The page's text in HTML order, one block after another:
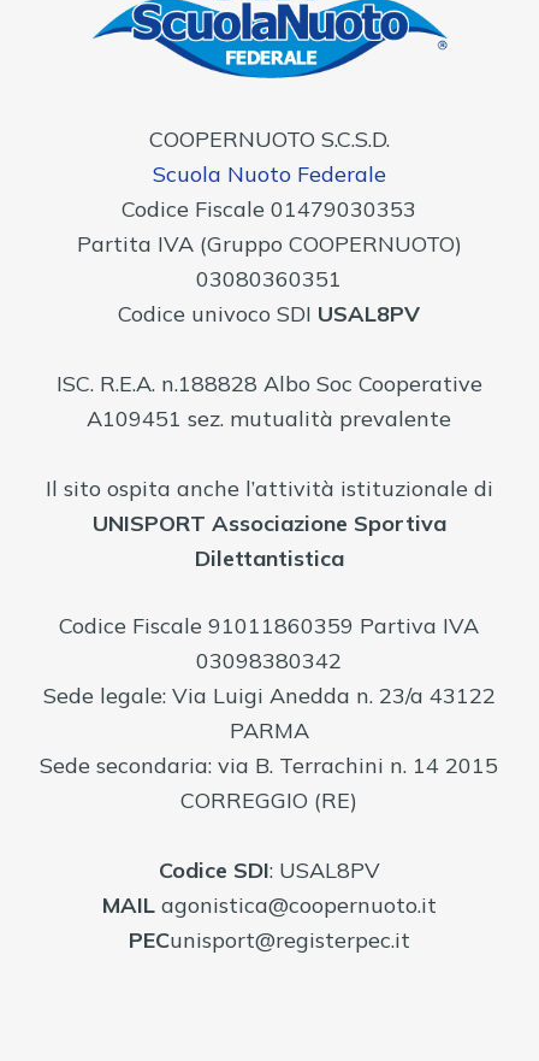
COOPERNUOTO S.C.S.D.
Scuola Nuoto Federale
Codice Fiscale 01479030353
Partita IVA (Gruppo COOPERNUOTO)
03080360351
Codice univoco SDI USAL8PV
ISC. R.E.A. n.188828 Albo Soc Cooperative
A109451 sez. mutualità prevalente
Il sito ospita anche l’attività istituzionale di
UNISPORT Associazione Sportiva
Dilettantistica
Codice Fiscale 91011860359 Partiva IVA
03098380342
Sede legale: Via Luigi Anedda n. 23/a 43122
PARMA
Sede secondaria: via B. Terrachini n. 14 2015
CORREGGIO (RE)
Codice SDI: USAL8PV
MAIL agonistica@coopernuoto.it
PECunisport@registerpec.it